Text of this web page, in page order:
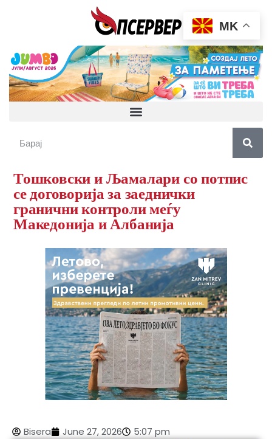
Тошковски и Љамалари со потпис
се договорија за заеднички
гранични контроли меѓу
Македонија и Албанија
Bisera June 27, 2026 5:07 pm
MK